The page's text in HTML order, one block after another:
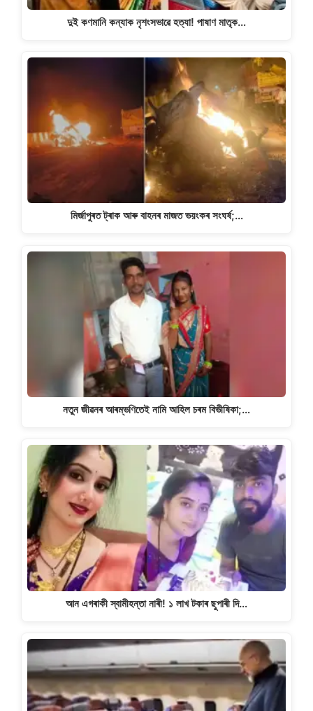
দুই কণমানি কন্যাক নৃশংসভাৱে হত্যা! পাষাণ মাতৃক…
মিৰ্জাপুৰত ট্ৰাক আৰু বাহনৰ মাজত ভয়ংকৰ সংঘৰ্ষ;…
নতুন জীৱনৰ আৰম্ভণিতেই নামি আহিল চৰম বিভীষিকা;…
আন এগৰাকী স্বামীহন্তা নাৰী! ১ লাখ টকাৰ ছুপাৰী দি…